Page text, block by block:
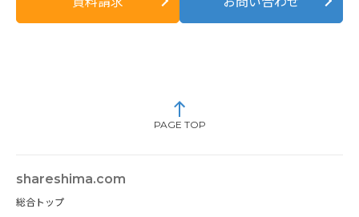
PAGE TOP
shareshima.com
総合トップ